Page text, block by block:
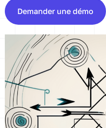
Demander une démo